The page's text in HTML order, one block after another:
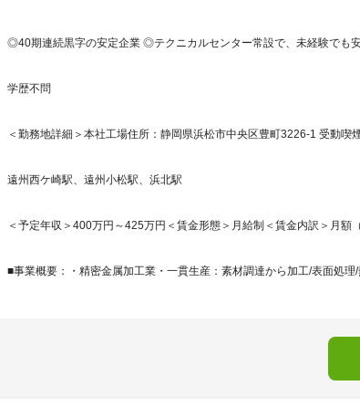
◎40期連続黒字の安定企業 ◎テクニカルセンター常設で、未経験でも
学歴不問
＜勤務地詳細＞本社工場住所：静岡県浜松市中央区豊町3226-1 受動
遠州西ケ崎駅、遠州小松駅、浜北駅
＜予定年収＞400万円～425万円＜賃金形態＞月給制＜賃金内訳＞月額
■事業概要：・精密金属加工業・一貫生産：素材調達から加工/表面処